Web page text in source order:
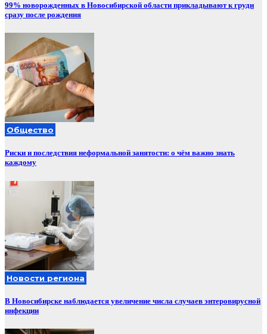
99% новорожденных в Новосибирской области прикладывают к груди
сразу после рождения
Общество
Риски и последствия неформальной занятости: о чём важно знать
каждому
Новости региона
В Новосибирске наблюдается увеличение числа случаев энтеровирусной
инфекции